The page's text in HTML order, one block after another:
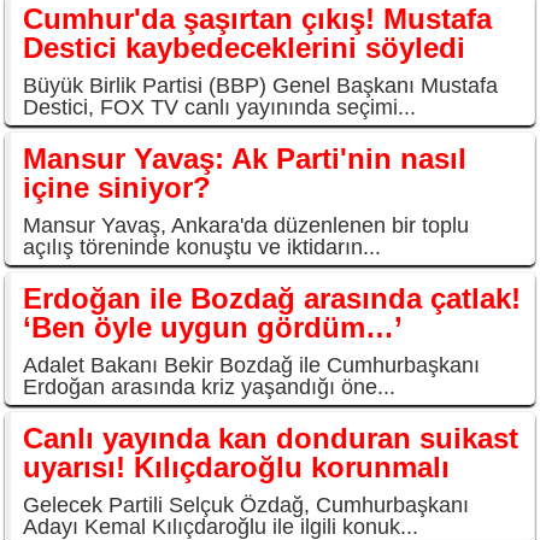
Cumhur'da şaşırtan çıkış! Mustafa
Destici kaybedeceklerini söyledi
Büyük Birlik Partisi (BBP) Genel Başkanı Mustafa
Destici, FOX TV canlı yayınında seçimi...
Mansur Yavaş: Ak Parti'nin nasıl
içine siniyor?
Mansur Yavaş, Ankara'da düzenlenen bir toplu
açılış töreninde konuştu ve iktidarın...
Erdoğan ile Bozdağ arasında çatlak!
‘Ben öyle uygun gördüm…’
Adalet Bakanı Bekir Bozdağ ile Cumhurbaşkanı
Erdoğan arasında kriz yaşandığı öne...
Canlı yayında kan donduran suikast
uyarısı! Kılıçdaroğlu korunmalı
Gelecek Partili Selçuk Özdağ, Cumhurbaşkanı
Adayı Kemal Kılıçdaroğlu ile ilgili konuk...